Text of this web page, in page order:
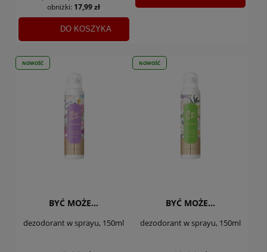
obniżki: 17,99 zł
DO KOSZYKA
BYĆ MOŻE...
dezodorant w sprayu, 150ml
NOWOŚĆ
BYĆ MOŻE...
dezodorant w sprayu, 150ml
NOWOŚĆ